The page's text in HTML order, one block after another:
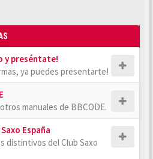
y preséntate!
ya puedes presentarte!
manuales de BBCODE.
España
distintivos del Club Saxo